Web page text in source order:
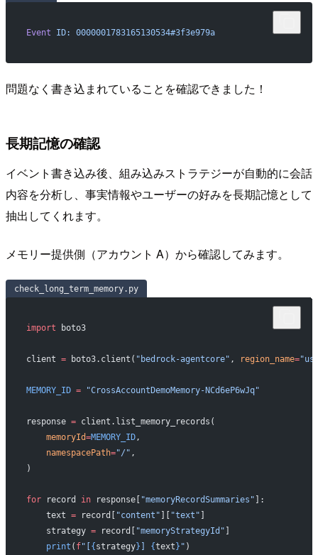
Event ID: 0000001783165130534#3f3e979a
問題なく書き込まれていることを確認できました！
長期記憶の確認
イベント書き込み後、組み込みストラテジーが自動的に会話
内容を分析し、事実情報やユーザーの好みを長期記憶として
抽出してくれます。
メモリー提供側（アカウント A）から確認してみます。
check_long_term_memory.py
import boto3
client = boto3.client( "bedrock-agentcore" , region_name=
MEMORY_ID = "CrossAccountDemoMemory-NCd6eP6wJq"
response = client.list_memory_records(
    memoryId
=MEMORY_ID,
    namespacePath
="/" ,
)
for record in response[ "memoryRecordSummaries" ]:
    text
= record[ "content" ][ "text" ]
    strategy
= record[ "memoryStrategyId" ]
    print
( f"[{strategy} ] {text} " )